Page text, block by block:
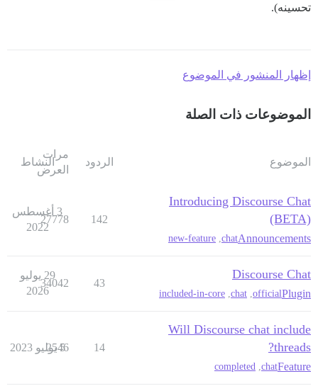
تحسينه).
إظهار المنشور في الموضوع
الموضوعات ذات الصلة
الموضوع الردود
مرات
العرض
النشاط
Introducing Discourse Chat
(BETA)
Announcements
chat
,
new-feature
142
27778
3 أغسطس
2022
Discourse Chat
Plugin
official
,
chat
,
included-in-core
43
34042
29 يوليو
2026
Will Discourse chat include
threads?
Feature
chat
,
completed
14
2546
5 يوليو 2023